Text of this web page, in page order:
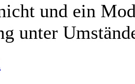
und ein
unter